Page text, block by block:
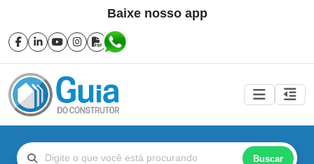
Baixe nosso app
Buscar